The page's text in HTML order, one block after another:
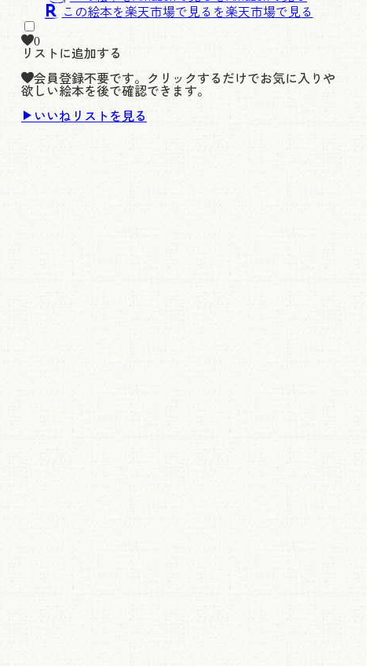
この絵本を楽天市場で見る
0
リストに追加する
会員登録不要です。クリックするだけでお気に入りや
欲しい絵本を後で確認できます。
いいねリストを見る